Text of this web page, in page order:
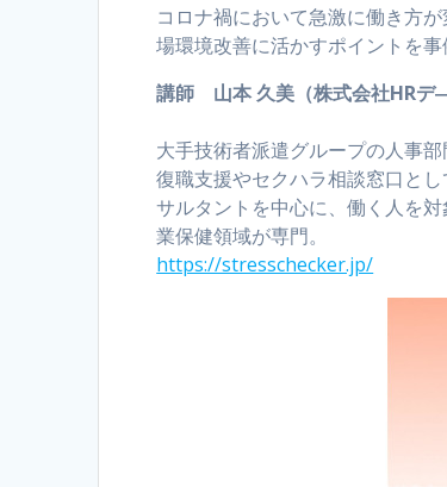
コロナ禍において急激に働き方
場環境改善に活かすポイントを事
講師 山本 久美（株式会社HRデ
大手技術者派遣グループの人事
復職支援やセクハラ相談窓口と
サルタントを中心に、働く人を
業保健領域が専門。
https://stresschecker.jp/